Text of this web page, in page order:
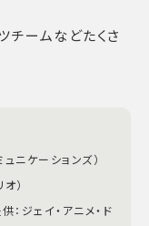
チームなどたくさ
ニケーションズ）
）
：ジェイ・アニメ・ド